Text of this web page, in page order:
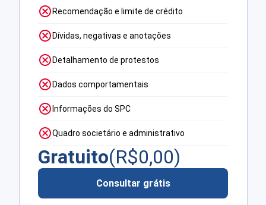
Recomendação e limite de crédito
Dívidas, negativas e anotações
Detalhamento de protestos
Dados comportamentais
Informações do SPC
Quadro societário e administrativo
Gratuito(R$0,00)
Consultar grátis